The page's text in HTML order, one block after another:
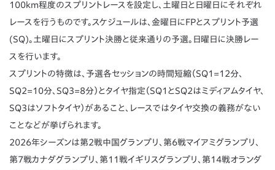
100km程度のスプリントレースを設定し、土曜日と日曜日にそれぞれ
レースを行うものです。スケジュールは、金曜日にFPとスプリント予選
(SQ)。土曜日にスプリント決勝と従来通りの予選。日曜日に決勝レー
スを行います。
スプリントの特徴は、予選各セッションの時間短縮（SQ1=12分、
SQ2=10分、SQ3=8分）とタイヤ指定（SQ1とSQ2はミディアムタイヤ、
SQ3はソフトタイヤ）があること、レースではタイヤ交換の義務がない
ことなどが挙げられます。
2026年シーズンは第2戦中国グランプリ、第6戦マイアミグランプリ、
第7戦カナダグランプリ、第11戦イギリスグランプリ、第14戦オランダ